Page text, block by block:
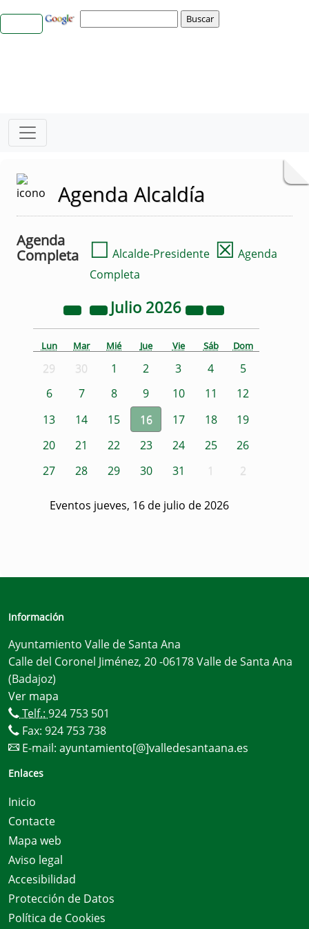
Agenda Alcaldía
Agenda
Completa
☐ Alcalde-Presidente ☒ Agenda
Completa
Julio 2026
Lun Mar Mié Jue Vie Sáb Dom
29 30 1 2 3 4
5
6
7 8 9 10 11
12
13
14 15 16 17 18
19
20
21 22 23 24 25
26
27
28 29 30 31 1 2
Eventos jueves, 16 de julio de 2026
Información
Ayuntamiento Valle de Santa Ana
Calle del Coronel Jiménez, 20 -06178 Valle de Santa Ana
(Badajoz)
Ver mapa
Telf.: 924 753 501
Fax: 924 753 738
E-mail: ayuntamiento[@]valledesantaana.es
Enlaces
Inicio
Contacte
Mapa web
Aviso legal
Accesibilidad
Protección de Datos
Política de Cookies